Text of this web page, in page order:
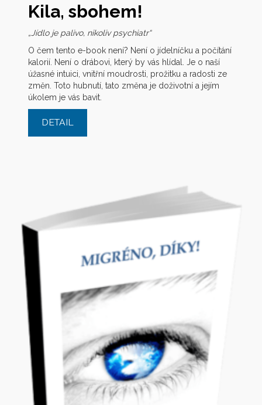
Kila, sbohem!
„Jídlo je palivo, nikoliv psychiatr“
O čem tento e-book není? Není o jídelníčku a počítání
kalorií. Není o drábovi, který by vás hlídal. Je o naší
úžasné intuici, vnitřní moudrosti, prožitku a radosti ze
změn. Toto hubnutí, tato změna je doživotní a jejím
úkolem je vás bavit.
DETAIL